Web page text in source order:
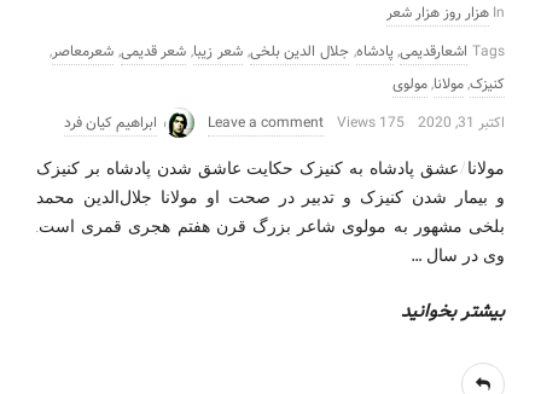
In هزار روز هزار شعر
Tags اشعارقدیمی,پادشاه,جلال الدین بلخی,شعر زیبا, شعر قدیمی, شعرمعاصر,
کنیزک,مولانا,مولوی
اکتبر 31, 2020
175 Views
Leave a comment ابراهیم کیان فرد
مولانا/عشق پادشاه به کنیزک حکایت عاشق شدن پادشاه بر کنیزک
و بیمار شدن کنیزک و تدبیر در صحت او مولانا جلال‌الدین محمد
بلخی مشهور به مولوی شاعر بزرگ قرن هفتم هجری قمری است.
وی در سال …
بیشتر بخوانید